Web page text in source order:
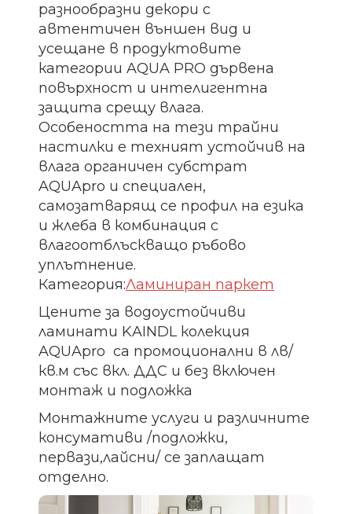
разнообразни декори с
автентичен външен вид и
усещане в продуктовите
категории AQUA PRO дървена
повърхност и интелигентна
защита срещу влага.
Особеността на тези трайни
настилки е техният устойчив на
влага органичен субстрат
AQUApro и специален,
самозатварящ се профил на езика
и жлеба в комбинация с
влагоотблъскващо ръбово
уплътнение.
Категория:Ламиниран паркет
Цените за водоустойчиви
ламинати KAINDL колекция
AQUApro са промоционални в лв/
кв.м със вкл. ДДС и без включен
монтаж и подложка
Монтажните услуги и различните
консумативи /подложки,
первази,лайсни/ се заплащат
отделно.